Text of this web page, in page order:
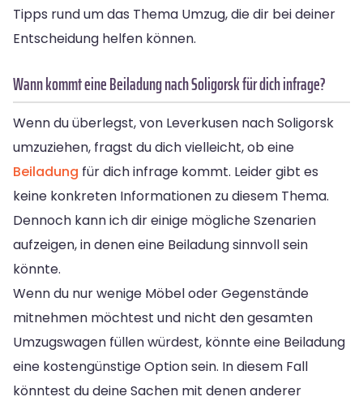
Tipps rund um das Thema Umzug, die dir bei deiner
Entscheidung helfen können.
Wann kommt eine Beiladung nach Soligorsk für dich infrage?
Wenn du überlegst, von Leverkusen nach Soligorsk
umzuziehen, fragst du dich vielleicht, ob eine
Beiladung für dich infrage kommt. Leider gibt es
keine konkreten Informationen zu diesem Thema.
Dennoch kann ich dir einige mögliche Szenarien
aufzeigen, in denen eine Beiladung sinnvoll sein
könnte.
Wenn du nur wenige Möbel oder Gegenstände
mitnehmen möchtest und nicht den gesamten
Umzugswagen füllen würdest, könnte eine Beiladung
eine kostengünstige Option sein. In diesem Fall
könntest du deine Sachen mit denen anderer